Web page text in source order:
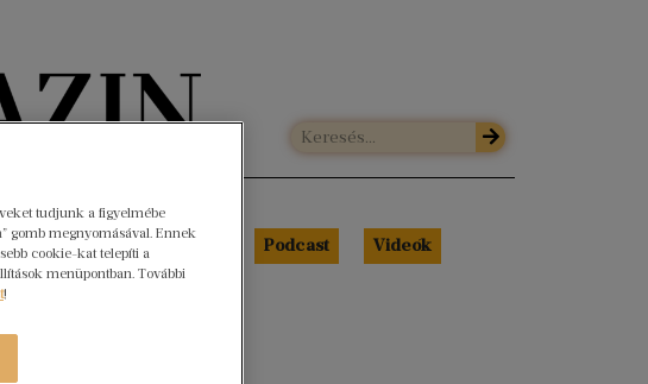
HÍREK Libri Portré Podcast Videók
tudjunk a figyelmébe
gomb megnyomásával. Ennek
cookie-kat telepíti a
menüpontban. További
!